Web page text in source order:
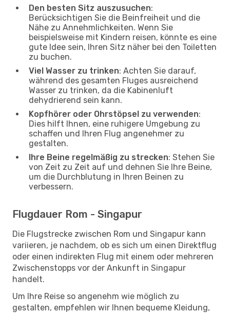
Den besten Sitz auszusuchen:
Berücksichtigen Sie die Beinfreiheit und die
Nähe zu Annehmlichkeiten. Wenn Sie
beispielsweise mit Kindern reisen, könnte es eine
gute Idee sein, Ihren Sitz näher bei den Toiletten
zu buchen.
Viel Wasser zu trinken: Achten Sie darauf,
während des gesamten Fluges ausreichend
Wasser zu trinken, da die Kabinenluft
dehydrierend sein kann.
Kopfhörer oder Ohrstöpsel zu verwenden:
Dies hilft Ihnen, eine ruhigere Umgebung zu
schaffen und Ihren Flug angenehmer zu
gestalten.
Ihre Beine regelmäßig zu strecken: Stehen Sie
von Zeit zu Zeit auf und dehnen Sie Ihre Beine,
um die Durchblutung in Ihren Beinen zu
verbessern.
Flugdauer Rom - Singapur
Die Flugstrecke zwischen Rom und Singapur kann
variieren, je nachdem, ob es sich um einen Direktflug
oder einen indirekten Flug mit einem oder mehreren
Zwischenstopps vor der Ankunft in Singapur
handelt.
Um Ihre Reise so angenehm wie möglich zu
gestalten, empfehlen wir Ihnen bequeme Kleidung,